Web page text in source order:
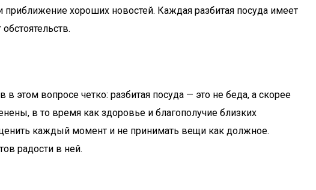
хороших новостей. Каждая разбитая посуда имеет
этом вопросе четко: разбитая посуда — это не беда, а скорее
в то время как здоровье и благополучие близких
каждый момент и не принимать вещи как должное.
радости в ней.